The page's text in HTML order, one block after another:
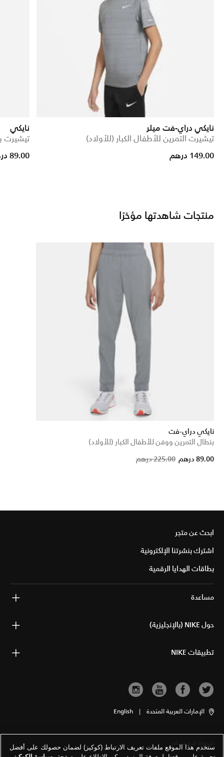
نايكي دراي-فت ميلر
تيشيرت التمرين للأطفال الكبار (للأولاد)
149.00 درهم
نايكي
تيشيرت
from89.00 درهم
منتجات شاهدتها مؤخرًا
نايكي دراي-فت
بنطال التمرين ووفن للأطفال الكبار (للأولاد)
Price reduced from
225.00 درهم to 89.00 درهم
ابحث عن متجر
اشترك بنشرتنا الإلكترونية
بطاقات الهدايا الرقمية
مساعدة
حول NIKE (بالإنجليزية)
تطبيقات NIKE
الإمارات العربية المتحدة |
English
شروط الاستخدام
ستخدم هذا الموقع ملفات تعريف الارتباط (كوكيز) لضمان حصولك على أفضل